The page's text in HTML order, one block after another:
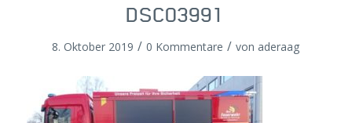
DSC03991
8. Oktober 2019 / 0 Kommentare / von aderaag